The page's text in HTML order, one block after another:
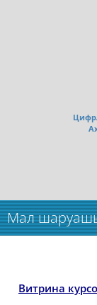
Мал
Витрина